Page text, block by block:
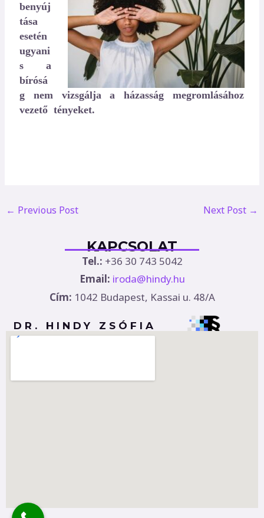
benyúj
tása
esetén
ugyani
s a
bírósá
g nem vizsgálja a házasság megromlásához
vezető tényeket.
← Previous Post Next Post →
KAPCSOLAT
DR. HINDY ZSÓFIA
Tel.: +36 30 743 5042
Email: iroda@hindy.hu
Cím: 1042 Budapest, Kassai u. 48/A